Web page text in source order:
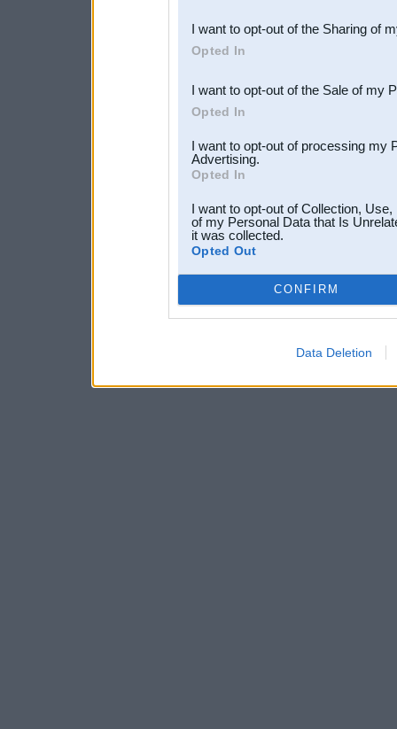
Downstream Participants
third parties.
I want to opt-out of the Sharing of
Opted In
I want to opt-out of the Sale of my
Opted In
I want to opt-out of processing my
Advertising.
Opted In
I want to opt-out of Collection,
of my Personal Data that Is
it was collected.
Opted Out
CONFIRM
Data Deletion